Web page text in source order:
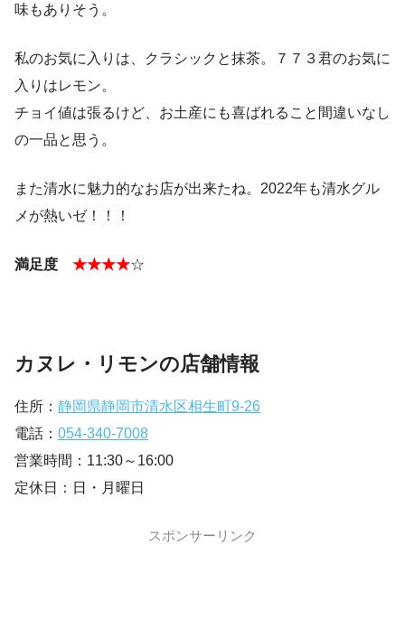
味もありそう。
私のお気に入りは、クラシックと抹茶。７７３君のお気に
入りはレモン。
チョイ値は張るけど、お土産にも喜ばれること間違いなし
の一品と思う。
また清水に魅力的なお店が出来たね。2022年も清水グル
メが熱いゼ！！！
満足度 ★★★★☆
カヌレ・リモンの店舗情報
住所： 静岡県静岡市清水区相生町9-26
電話： 054-340-7008
営業時間：11:30～16:00
定休日：日・月曜日
スポンサーリンク